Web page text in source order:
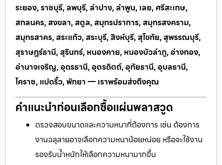
ระยอง, ราชบุรี, ลพบุรี, ลำปาง, ลำพูน, เลย, ศรีสะเกษ,
สกลนคร, สงขลา, สตูล, สมุทรปราการ, สมุทรสงคราม,
สมุทรสาคร, สระแก้ว, สระบุรี, สิงห์บุรี, สุโขทัย, สุพรรณบุรี,
สุราษฎร์ธานี, สุรินทร์, หนองคาย, หนองบัวลำภู, อ่างทอง,
อำนาจเจริญ, อุดรธานี, อุตรดิตถ์, อุทัยธานี, อุบลธานี,
โคราช, แปดริ้ว, พัทยา — เราพร้อมส่งถึงคุณ
คำแนะนำก่อนเลือกซื้อแผ่นพลาสวูด
ตรวจสอบขนาดและความหนาที่ต้องการ เช่น ต้องการ
งานฉลุลายอาจเลือกความหนาน้อยหน่อย หรือจะใช้งาน
รองรับน้ำหนักให้เลือกความหนามากขึ้น